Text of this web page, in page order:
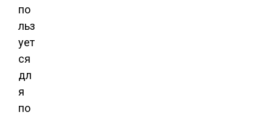
по
льз
ует
ся
дл
я
по